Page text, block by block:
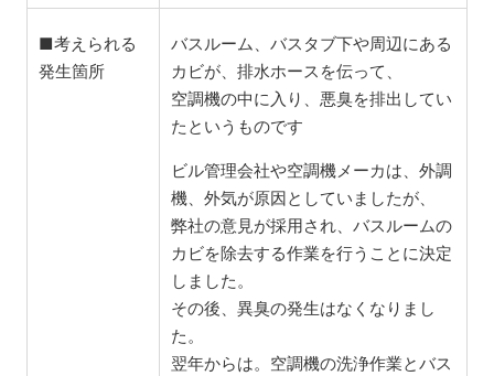
■考えられる
発生箇所
バスルーム、バスタブ下や周辺にある
カビが、排水ホースを伝って、
空調機の中に入り、悪臭を排出してい
たというものです
ビル管理会社や空調機メーカは、外調
機、外気が原因としていましたが、
弊社の意見が採用され、バスルームの
カビを除去する作業を行うことに決定
しました。
その後、異臭の発生はなくなりまし
た。
翌年からは。空調機の洗浄作業とバス